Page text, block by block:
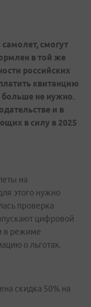
смогут
в той же
российских
квитанцию
больше не нужно.
и в
в силу в 2025
на
этого нужно
проверка
цифровой
в режиме
о льготах.
скидка 50% на